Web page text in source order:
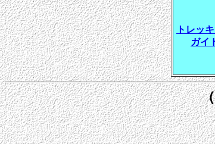
トレッ
ガイ